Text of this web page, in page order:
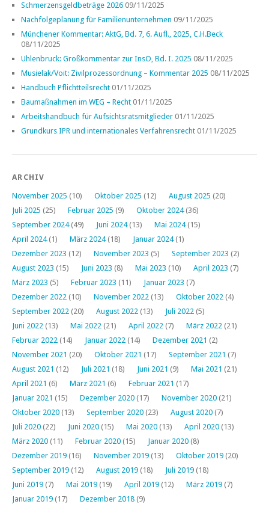
Schmerzensgeldbeträge 2026 09/11/2025
Nachfolgeplanung für Familienunternehmen 09/11/2025
Münchener Kommentar: AktG, Bd. 7, 6. Aufl., 2025, C.H.Beck
08/11/2025
Uhlenbruck: Großkommentar zur InsO, Bd. I. 2025 08/11/2025
Musielak/Voit: Zivilprozessordnung – Kommentar 2025 08/11/2025
Handbuch Pflichtteilsrecht 01/11/2025
Baumaßnahmen im WEG – Recht 01/11/2025
Arbeitshandbuch für Aufsichtsratsmitglieder 01/11/2025
Grundkurs IPR und internationales Verfahrensrecht 01/11/2025
ARCHIV
November 2025 (10) Oktober 2025 (12) August 2025 (20)
Juli 2025 (25) Februar 2025 (9) Oktober 2024(36)
September 2024(49) Juni 2024(13) Mai 2024(15)
April 2024(1) März 2024(18) Januar 2024(1)
Dezember 2023 (12) November 2023 (5) September 2023 (2)
August 2023 (15) Juni 2023 (8) Mai 2023 (10) April 2023 (7)
März 2023 (5) Februar 2023 (11) Januar 2023 (7)
Dezember 2022 (10) November 2022 (13) Oktober 2022 (4)
September 2022 (20) August 2022 (13) Juli 2022 (5)
Juni 2022 (13) Mai 2022 (21) April 2022 (7) März 2022 (21)
Februar 2022 (14) Januar 2022 (14) Dezember 2021 (2)
November 2021 (20) Oktober 2021 (17) September 2021 (7)
August 2021 (12) Juli 2021 (18) Juni 2021 (9) Mai 2021 (21)
April 2021 (6) März 2021 (6) Februar 2021 (17)
Januar 2021 (15) Dezember 2020 (17) November 2020 (21)
Oktober 2020 (13) September 2020 (23) August 2020 (7)
Juli 2020 (22) Juni 2020 (15) Mai 2020 (13) April 2020 (13)
März 2020 (11) Februar 2020 (15) Januar 2020 (8)
Dezember 2019 (16) November 2019 (13) Oktober 2019 (20)
September 2019 (12) August 2019 (18) Juli 2019 (18)
Juni 2019 (7) Mai 2019 (19) April 2019 (12) März 2019 (7)
Januar 2019 (17) Dezember 2018 (9)